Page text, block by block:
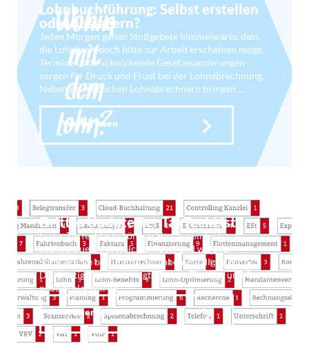
Lohnbuchführung: Selbst erstellen
oder auslagern?
Jeden Morgen gehen Stoßgebete himmelwärts, dass
die Lohnkraft doch bitte zur Arbeit erscheinen möge.
Termine und rückwirkende Gesetzesänderungen
sorgen für Druck und Frust bei der Lohnabrechnung.
Neben gewerblichen Lohnabrechnern bringen …
Weiterlesen
Drittes Update der TaxTechListe
In der TaxTechListe können Sie ganz einfach
nachschauen, mit welchen Tools und welcher
Software Sie bestimmte Aufgaben erledigen können.
Das heutige Update bringt 25 neue Einträge und 3
neue Schlagwörter. …
Weiterlesen